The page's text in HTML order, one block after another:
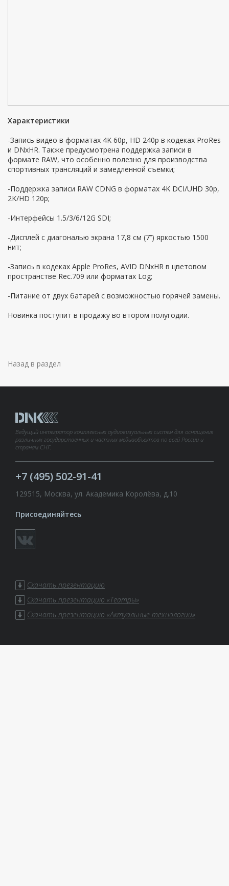
Характеристики
-Запись видео в форматах 4K 60p, HD 240p в кодеках ProRes
и DNxHR. Также предусмотрена поддержка записи в
формате RAW, что особенно полезно для производства
спортивных трансляций и замедленной съемки;
-Поддержка записи RAW CDNG в форматах 4K DCI/UHD 30p,
2K/HD 120p;
-Интерфейсы 1.5/3/6/12G SDI;
-Дисплей с диагональю экрана 17,8 см (7’’) яркостью 1500
нит;
-Запись в кодеках Apple ProRes, AVID DNxHR в цветовом
пространстве Rec.709 или форматах Log;
-Питание от двух батарей с возможностью горячей замены.
Новинка поступит в продажу во втором полугодии.
Назад в раздел
Ведущий интегратор комплексных аудиовизуальных систем для оснащения
различных государственных и частных медиаобъектов по всей России и
странам СНГ.
+7 (495) 502-91-41
129515, Москва, ул. Академика Королёва, д.10
Присоединяйтесь
Скачать презентацию
Скачать презентацию «Театры»
Скачать презентацию «Актуальные технологии»